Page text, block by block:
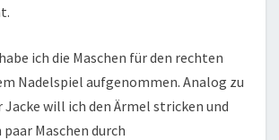
ich die Maschen für den rechten
Nadelspiel aufgenommen. Analog zu
Jacke will ich den Ärmel stricken und
Maschen durch